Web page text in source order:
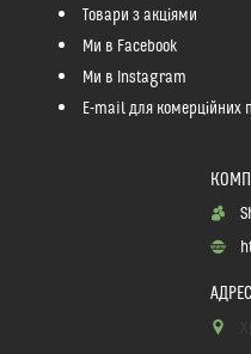
Товари з акціями
Ми в Facebook
Ми в Instagram
E-mail для комерційних